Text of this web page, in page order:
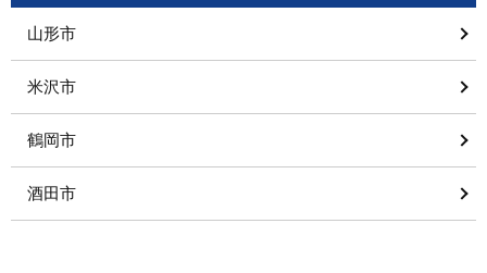
山形市
米沢市
鶴岡市
酒田市